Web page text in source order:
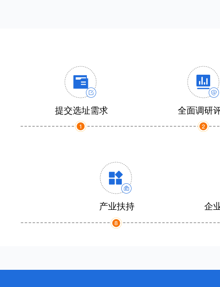
提交选址需求 全面调研
产业扶持 企